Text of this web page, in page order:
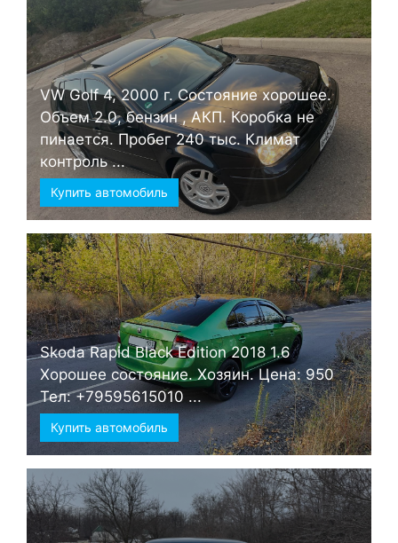
VW Golf 4, 2000 г. Состояние хорошее.
Объем 2.0, бензин , АКП. Коробка не
пинается. Пробег 240 тыс. Климат
контроль ...
Купить автомобиль
Skoda Rapid Black Edition 2018 1.6
Хорошее состояние. Хозяин. Цена: 950
Тел: +79595615010 ...
Купить автомобиль